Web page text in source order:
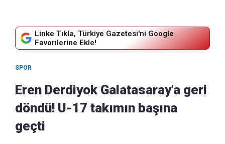
Linke Tıkla, Türkiye Gazetesi'ni Google
Favorilerine Ekle!
SPOR
Eren Derdiyok Galatasaray'a geri
döndü! U-17 takımın başına
geçti